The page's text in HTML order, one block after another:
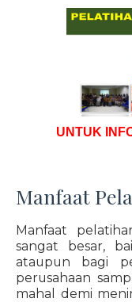
UNTUK
Manfaat
Manfaat
sangat besar,
ataupun bagi
perusahaan
mahal demi